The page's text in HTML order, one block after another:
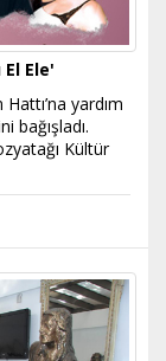
Ele'
yardım
bağışladı.
Kültür